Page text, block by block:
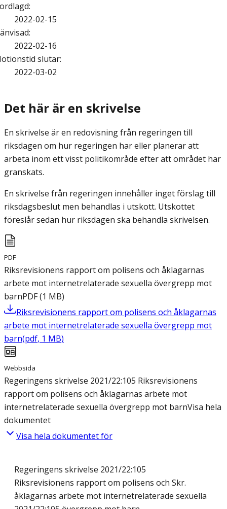
:
2022-02-15
:
2022-02-16
slutar:
2022-03-02
Det här är en skrivelse
En skrivelse är en redovisning från regeringen till
riksdagen om hur regeringen har eller planerar att
arbeta inom ett visst politikområde efter att området har
granskats.
En skrivelse från regeringen innehåller inget förslag till
riksdagsbeslut men behandlas i utskott. Utskottet
föreslår sedan hur riksdagen ska behandla skrivelsen.
PDF
Riksrevisionens rapport om polisens och åklagarnas
arbete mot internetrelaterade sexuella övergrepp mot
barnPDF(1 MB)
Riksrevisionens rapport om polisens och åklagarnas
arbete mot internetrelaterade sexuella övergrepp mot
barn(pdf, 1 MB)
Webbsida
Regeringens skrivelse 2021/22:105 Riksrevisionens
rapport om polisens och åklagarnas arbete mot
internetrelaterade sexuella övergrepp mot barnVisa hela
dokumentet
Visa hela dokumentet för
Regeringens skrivelse 2021/22:105
Riksrevisionens rapport om polisens och Skr.
åklagarnas arbete mot internetrelaterade sexuella